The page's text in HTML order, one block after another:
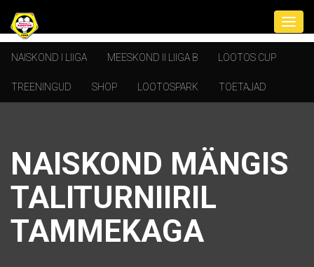
NAISKOND I LIIGA MEESKOND II LIIGA B LOOTOS CUP
TREENINGUD SHOP LOOTOSPARK TOETAJAD
NAISKOND MÄNGIS
TALITURNIIRIL
TAMMEKAGA